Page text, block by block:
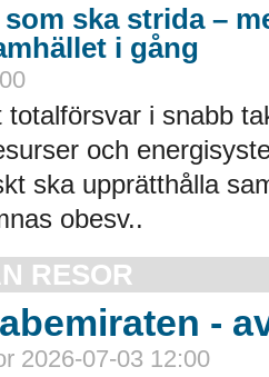
ska strida –
i gång
i snabb
och
ska upprätthålla
obesv..
RESOR
-
2026-07-03 12:00